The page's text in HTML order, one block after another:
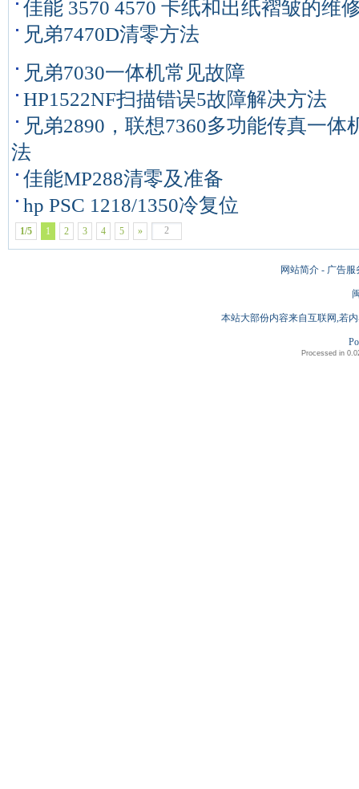
佳能 3570 4570 卡纸和出纸褶皱的维
兄弟7470D清零方法
兄弟7030一体机常见故障
HP1522NF扫描错误5故障解决方法
兄弟2890，联想7360多功能传真一体
法
佳能MP288清零及准备
hp PSC 1218/1350冷复位
1/5 1 2 3 4 5 »
网站简介 - 广告
本站大部份内容来自互联网,若
Processed in